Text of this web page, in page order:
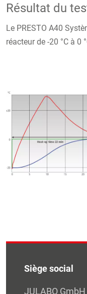
Résultat du
Le PRESTO A40
réacteur de -20 °C à 0
Siège social
JULABO GmbH